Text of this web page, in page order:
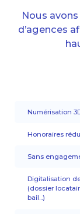
Nous
d’agences
Numérisation
Honoraires
Sans
Digitalisation
(dossier
bail...)